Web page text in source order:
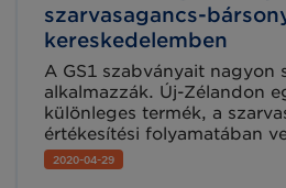
szarvasagancs-
kereskedelemben
A GS1 szabványait nagyon
alkalmazzák. Új-Zélandon
különleges termék, a
értékesítési folyamatában
megoldásait a
eredetiség védelme és az
2020-04-29